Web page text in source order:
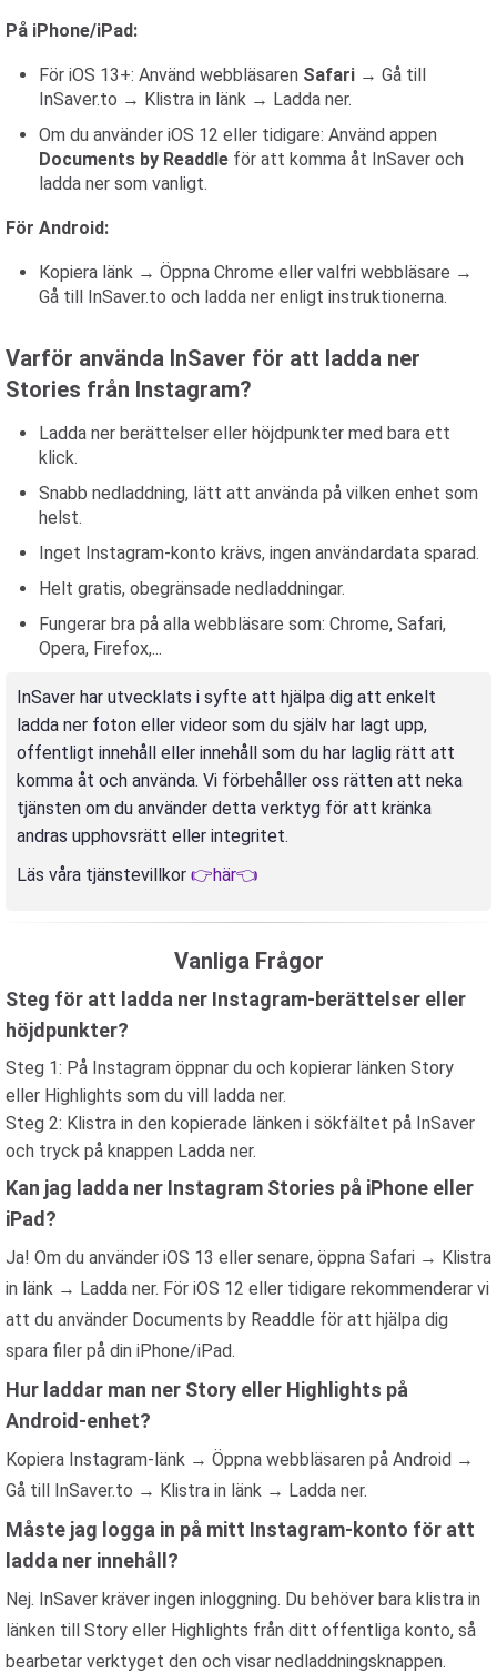
På iPhone/iPad:
För iOS 13+: Använd webbläsaren Safari → Gå till
InSaver.to → Klistra in länk → Ladda ner.
Om du använder iOS 12 eller tidigare: Använd appen
Documents by Readdle för att komma åt InSaver och
ladda ner som vanligt.
För Android:
Kopiera länk → Öppna Chrome eller valfri webbläsare →
Gå till InSaver.to och ladda ner enligt instruktionerna.
Varför använda InSaver för att ladda ner
Stories från Instagram?
Ladda ner berättelser eller höjdpunkter med bara ett
klick.
Snabb nedladdning, lätt att använda på vilken enhet som
helst.
Inget Instagram-konto krävs, ingen användardata sparad.
Helt gratis, obegränsade nedladdningar.
Fungerar bra på alla webbläsare som: Chrome, Safari,
Opera, Firefox,...
InSaver har utvecklats i syfte att hjälpa dig att enkelt
ladda ner foton eller videor som du själv har lagt upp,
offentligt innehåll eller innehåll som du har laglig rätt att
komma åt och använda. Vi förbehåller oss rätten att neka
tjänsten om du använder detta verktyg för att kränka
andras upphovsrätt eller integritet.
Läs våra tjänstevillkor 👉här👈
Vanliga Frågor
Steg för att ladda ner Instagram-berättelser eller
höjdpunkter?
Steg 1: På Instagram öppnar du och kopierar länken Story
eller Highlights som du vill ladda ner.
Steg 2: Klistra in den kopierade länken i sökfältet på InSaver
och tryck på knappen Ladda ner.
Kan jag ladda ner Instagram Stories på iPhone eller
iPad?
Ja! Om du använder iOS 13 eller senare, öppna Safari → Klistra
in länk → Ladda ner. För iOS 12 eller tidigare rekommenderar vi
att du använder Documents by Readdle för att hjälpa dig
spara filer på din iPhone/iPad.
Hur laddar man ner Story eller Highlights på
Android-enhet?
Kopiera Instagram-länk → Öppna webbläsaren på Android →
Gå till InSaver.to → Klistra in länk → Ladda ner.
Måste jag logga in på mitt Instagram-konto för att
ladda ner innehåll?
Nej. InSaver kräver ingen inloggning. Du behöver bara klistra in
länken till Story eller Highlights från ditt offentliga konto, så
bearbetar verktyget den och visar nedladdningsknappen.